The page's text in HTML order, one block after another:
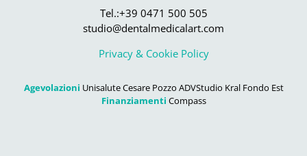
Tel.:+39 0471 500 505
studio@dentalmedicalart.com
Privacy & Cookie Policy
Agevolazioni Unisalute Cesare Pozzo ADVStudio Kral Fondo Est
Finanziamenti Compass